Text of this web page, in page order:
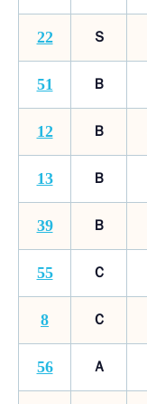
22 Ｓ
51 Ｂ
12 Ｂ
13 Ｂ
39 Ｂ
55 Ｃ
8 Ｃ
56 Ａ